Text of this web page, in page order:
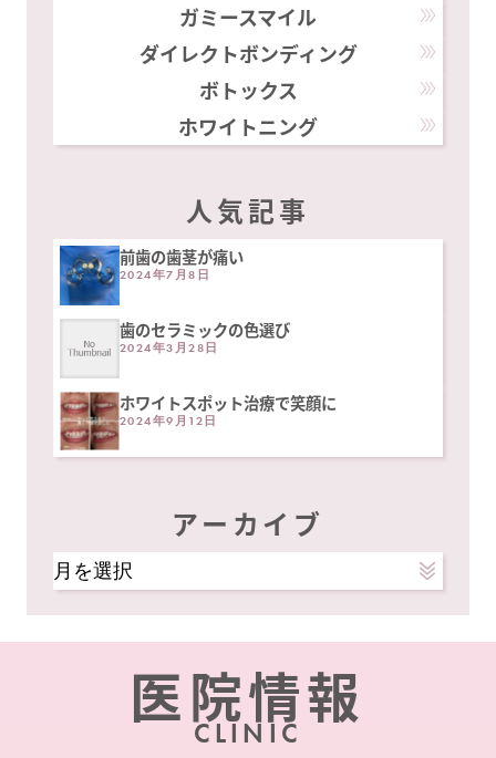
ガミースマイル
ダイレクトボンディング
ボトックス
ホワイトニング
人気記事
前歯の歯茎が痛い
2024年7月8日
歯のセラミックの色選び
2024年3月28日
ホワイトスポット治療で笑顔に
2024年9月12日
アーカイブ
ア
ー
カ
医院情報
CLINIC